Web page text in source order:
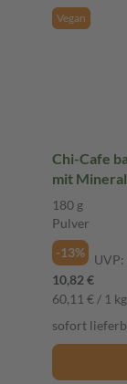
Vegan
Chi-Cafe
mit
180 g
Pulver
-13%
UVP:
10,82 €
60,11 € / 1 kg
sofort